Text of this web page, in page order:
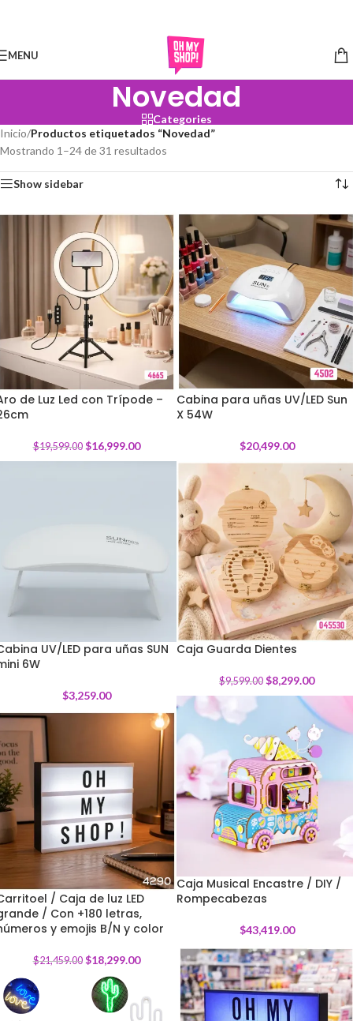
MENU
Novedad
Categories
Inicio/Productos etiquetados “Novedad”
Mostrando 1–24 de 31 resultados
Show sidebar
-13%
de Luz Led con Trípode –
$19,599.00 $16,999.00
Cabina para uñas UV/LED Sun
X 54W
$20,499.00
UV/LED para uñas SUN
6W
$3,259.00
Caja Guarda Dientes
$9,599.00 $8,299.00
Caja Musical Encastre / DIY /
Rompecabezas
$43,419.00
-15%
/ Caja de luz LED
/ Con +180 letras,
y emojis B/N y color
$21,459.00 $18,299.00